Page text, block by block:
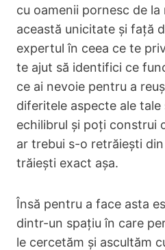
cu oamenii pornesc de
această unicitate și față
expertul în ceea ce te
te ajut să identifici ce
ce ai nevoie pentru a
diferitele aspecte ale
echilibrul și poți construi
ar trebui s-o retrăiești
trăiești exact așa.
Însă pentru a face asta
dintr-un spațiu în care
le cercetăm și ascultăm